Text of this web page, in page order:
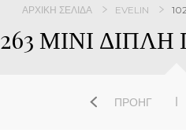
ΑΡΧΙΚΉ ΣΕΛΊΔΑ EVELIN
ΜΙΝΙ
ΠΡΟΗΓ